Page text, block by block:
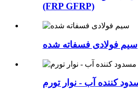
(FRP GFRP)
سیم فولادی فسفاته شده
کننده آب - نوار تورم